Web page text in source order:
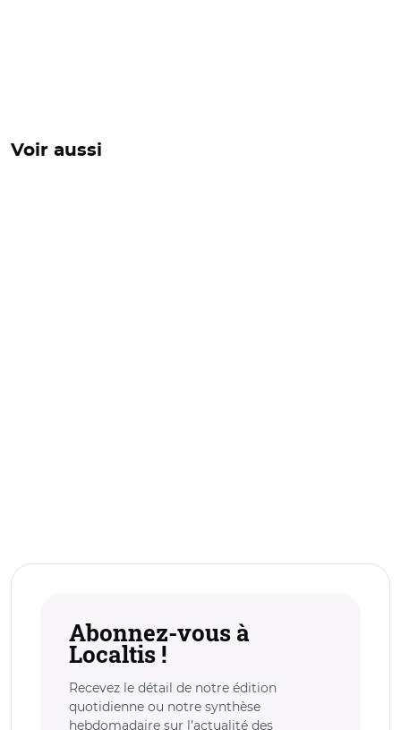
Voir aussi
Abonnez-vous à
Localtis !
Recevez le détail de notre édition
quotidienne ou notre synthèse
hebdomadaire sur l’actualité des